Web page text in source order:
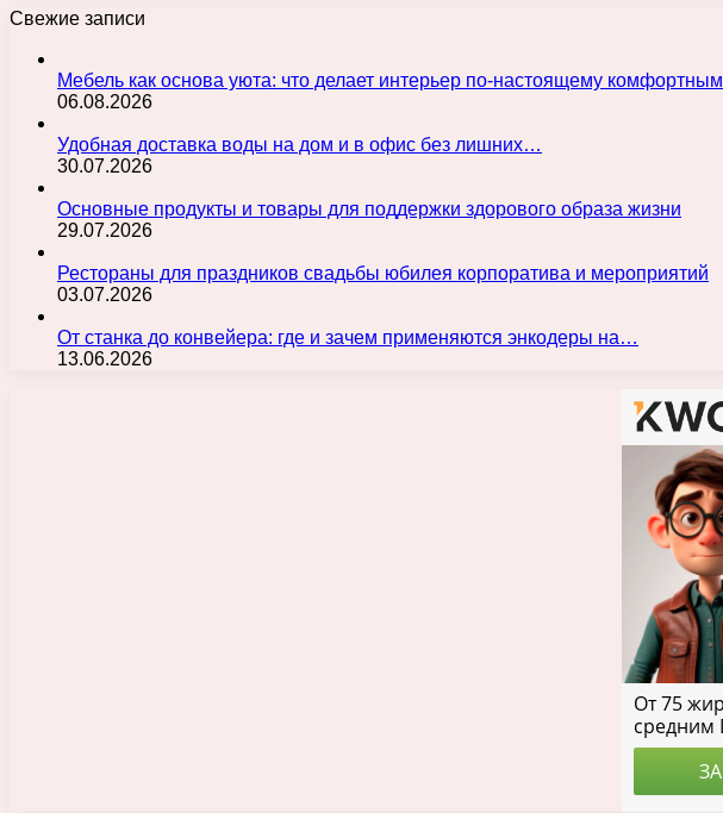
Свежие записи
Мебель как основа уюта: что делает интерьер по-настоящему комфортным
06.08.2026
Удобная доставка воды на дом и в офис без лишних…
30.07.2026
Основные продукты и товары для поддержки здорового образа жизни
29.07.2026
Рестораны для праздников свадьбы юбилея корпоратива и мероприятий
03.07.2026
От станка до конвейера: где и зачем применяются энкодеры на…
13.06.2026